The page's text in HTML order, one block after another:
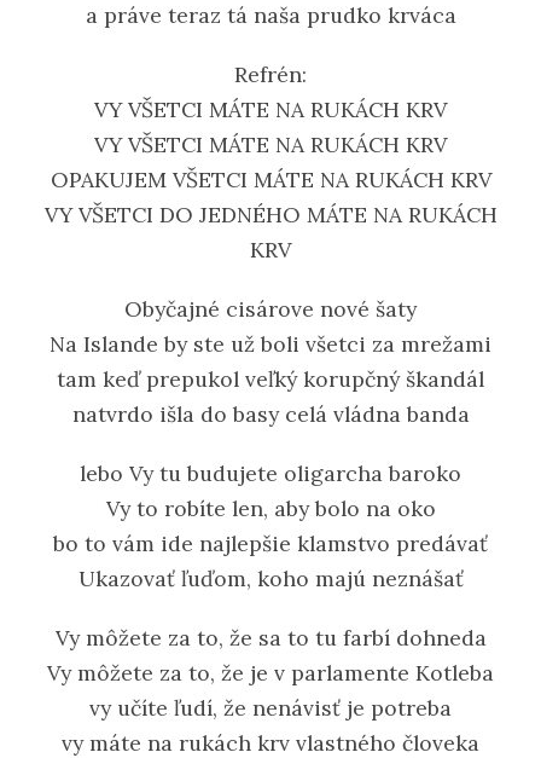
a práve teraz tá naša prudko krváca
Refrén:
VY VŠETCI MÁTE NA RUKÁCH KRV
VY VŠETCI MÁTE NA RUKÁCH KRV
OPAKUJEM VŠETCI MÁTE NA RUKÁCH KRV
VY VŠETCI DO JEDNÉHO MÁTE NA RUKÁCH
KRV
Obyčajné cisárove nové šaty
Na Islande by ste už boli všetci za mrežami
tam keď prepukol veľký korupčný škandál
natvrdo išla do basy celá vládna banda
lebo Vy tu budujete oligarcha baroko
Vy to robíte len, aby bolo na oko
bo to vám ide najlepšie klamstvo predávať
Ukazovať ľuďom, koho majú neznášať
Vy môžete za to, že sa to tu farbí dohneda
Vy môžete za to, že je v parlamente Kotleba
vy učíte ľudí, že nenávisť je potreba
vy máte na rukách krv vlastného človeka